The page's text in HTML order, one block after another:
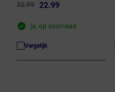
32.99 22.99
ja, op voorraad
Vergelijk